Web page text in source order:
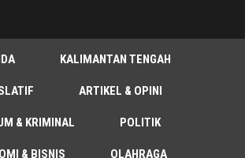
KALIMANTAN TENGAH
ARTIKEL & OPINI
& KRIMINAL POLITIK
& BISNIS OLAHRAGA